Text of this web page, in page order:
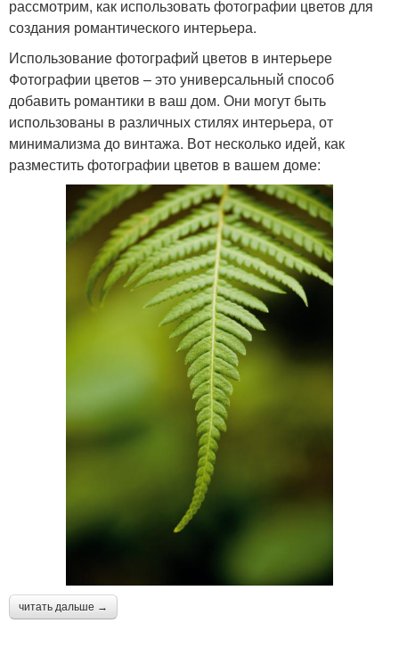
рассмотрим, как использовать фотографии цветов для
создания романтического интерьера.
Использование фотографий цветов в интерьере
Фотографии цветов – это универсальный способ
добавить романтики в ваш дом. Они могут быть
использованы в различных стилях интерьера, от
минимализма до винтажа. Вот несколько идей, как
разместить фотографии цветов в вашем доме:
читать дальше →